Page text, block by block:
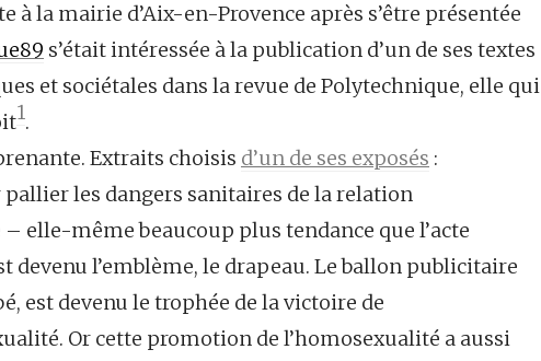
à la mairie d’Aix-en-Provence après s’être présentée
s’était intéressée à la publication d’un de ses textes
et sociétales dans la revue de Polytechnique, elle qui
1.
Extraits choisis d’un de ses exposés :
les dangers sanitaires de la relation
elle-même beaucoup plus tendance que l’acte
devenu l’emblème, le drapeau. Le ballon publicitaire
est devenu le trophée de la victoire de
Or cette promotion de l’homosexualité a aussi